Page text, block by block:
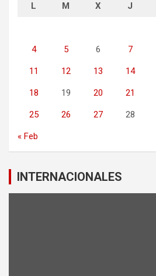
L M X J
4 5 6 7
11 12 13 14
18 19 20 21
25 26 27 28
« Feb
INTERNACIONALES